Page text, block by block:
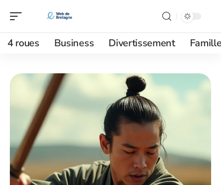
4 roues Business Divertissement